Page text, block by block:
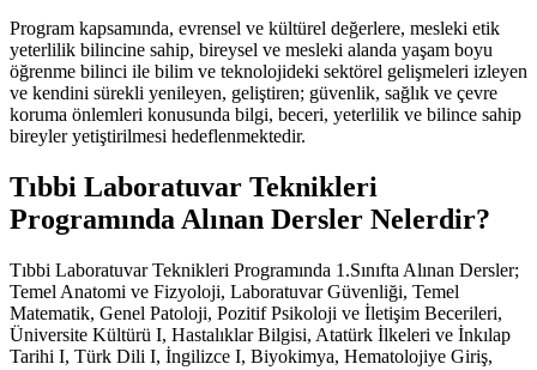
Program kapsamında, evrensel ve kültürel değerlere, mesleki etik
yeterlilik bilincine sahip, bireysel ve mesleki alanda yaşam boyu
öğrenme bilinci ile bilim ve teknolojideki sektörel gelişmeleri izleyen
ve kendini sürekli yenileyen, geliştiren; güvenlik, sağlık ve çevre
koruma önlemleri konusunda bilgi, beceri, yeterlilik ve bilince sahip
bireyler yetiştirilmesi hedeflenmektedir.
Tıbbi Laboratuvar Teknikleri
Programında Alınan Dersler Nelerdir?
Tıbbi Laboratuvar Teknikleri Programında 1.Sınıfta Alınan Dersler;
Temel Anatomi ve Fizyoloji, Laboratuvar Güvenliği, Temel
Matematik, Genel Patoloji, Pozitif Psikoloji ve İletişim Becerileri,
Üniversite Kültürü I, Hastalıklar Bilgisi, Atatürk İlkeleri ve İnkılap
Tarihi I, Türk Dili I, İngilizce I, Biyokimya, Hematolojiye Giriş,